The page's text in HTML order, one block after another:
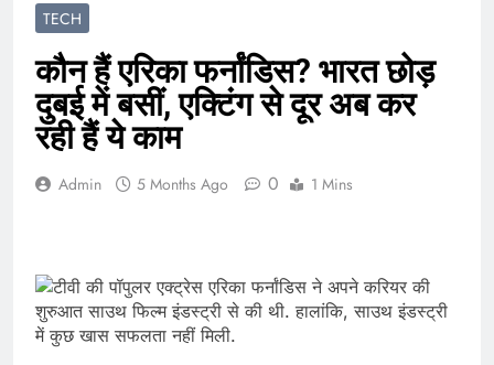
TECH
कौन हैं एरिका फर्नांडिस? भारत छोड़
दुबई में बसीं, एक्टिंग से दूर अब कर
रही हैं ये काम
Admin 5 Months Ago 0 1 Mins